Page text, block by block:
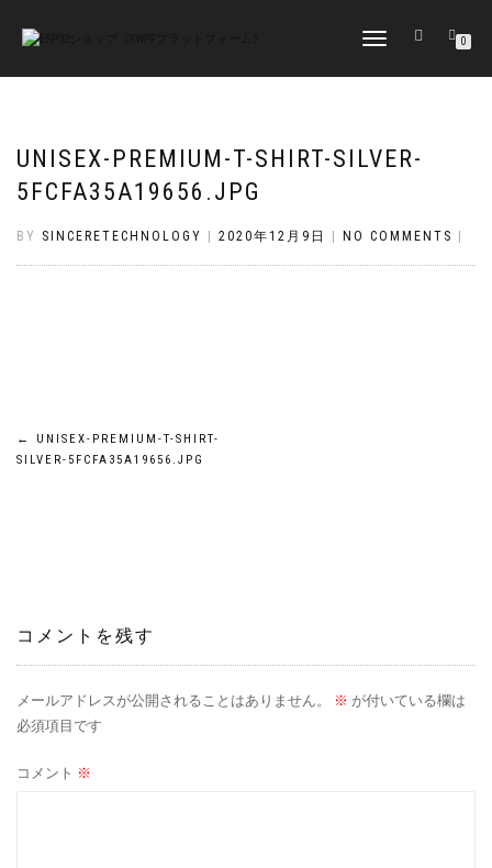
TOGGLE
0
UNISEX-PREMIUM-T-SHIRT-SILVER-
5FCFA35A19656.JPG
BY SINCERETECHNOLOGY 2020年12月9日 NO COMMENTS
投
ゲ
ー
シ
ョ
←
UNISEX-PREMIUM-T-SHIRT-
SILVER-5FCFA35A19656.JPG
コメントを残す
メールアドレスが公開されることはありません。 ※ が付いている欄は
必須項目です
コメント ※